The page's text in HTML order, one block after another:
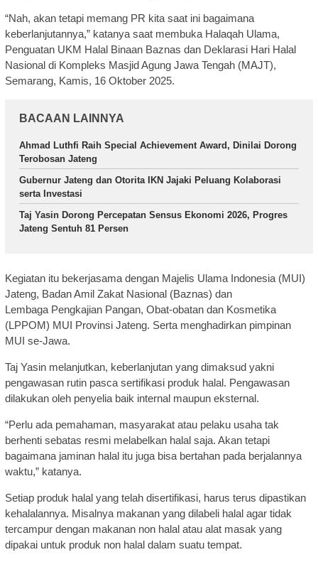
“Nah, akan tetapi memang PR kita saat ini bagaimana
keberlanjutannya,” katanya saat membuka Halaqah Ulama,
Penguatan UKM Halal Binaan Baznas dan Deklarasi Hari Halal
Nasional di Kompleks Masjid Agung Jawa Tengah (MAJT),
Semarang, Kamis, 16 Oktober 2025.
BACAAN LAINNYA
Ahmad Luthfi Raih Special Achievement Award, Dinilai Dorong
Terobosan Jateng
Gubernur Jateng dan Otorita IKN Jajaki Peluang Kolaborasi
serta Investasi
Taj Yasin Dorong Percepatan Sensus Ekonomi 2026, Progres
Jateng Sentuh 81 Persen
Kegiatan itu bekerjasama dengan Majelis Ulama Indonesia (MUI)
Jateng, Badan Amil Zakat Nasional (Baznas) dan
Lembaga Pengkajian Pangan, Obat-obatan dan Kosmetika
(LPPOM) MUI Provinsi Jateng. Serta menghadirkan pimpinan
MUI se-Jawa.
Taj Yasin melanjutkan, keberlanjutan yang dimaksud yakni
pengawasan rutin pasca sertifikasi produk halal. Pengawasan
dilakukan oleh penyelia baik internal maupun eksternal.
“Perlu ada pemahaman, masyarakat atau pelaku usaha tak
berhenti sebatas resmi melabelkan halal saja. Akan tetapi
bagaimana jaminan halal itu juga bisa bertahan pada berjalannya
waktu,” katanya.
Setiap produk halal yang telah disertifikasi, harus terus dipastikan
kehalalannya. Misalnya makanan yang dilabeli halal agar tidak
tercampur dengan makanan non halal atau alat masak yang
dipakai untuk produk non halal dalam suatu tempat.